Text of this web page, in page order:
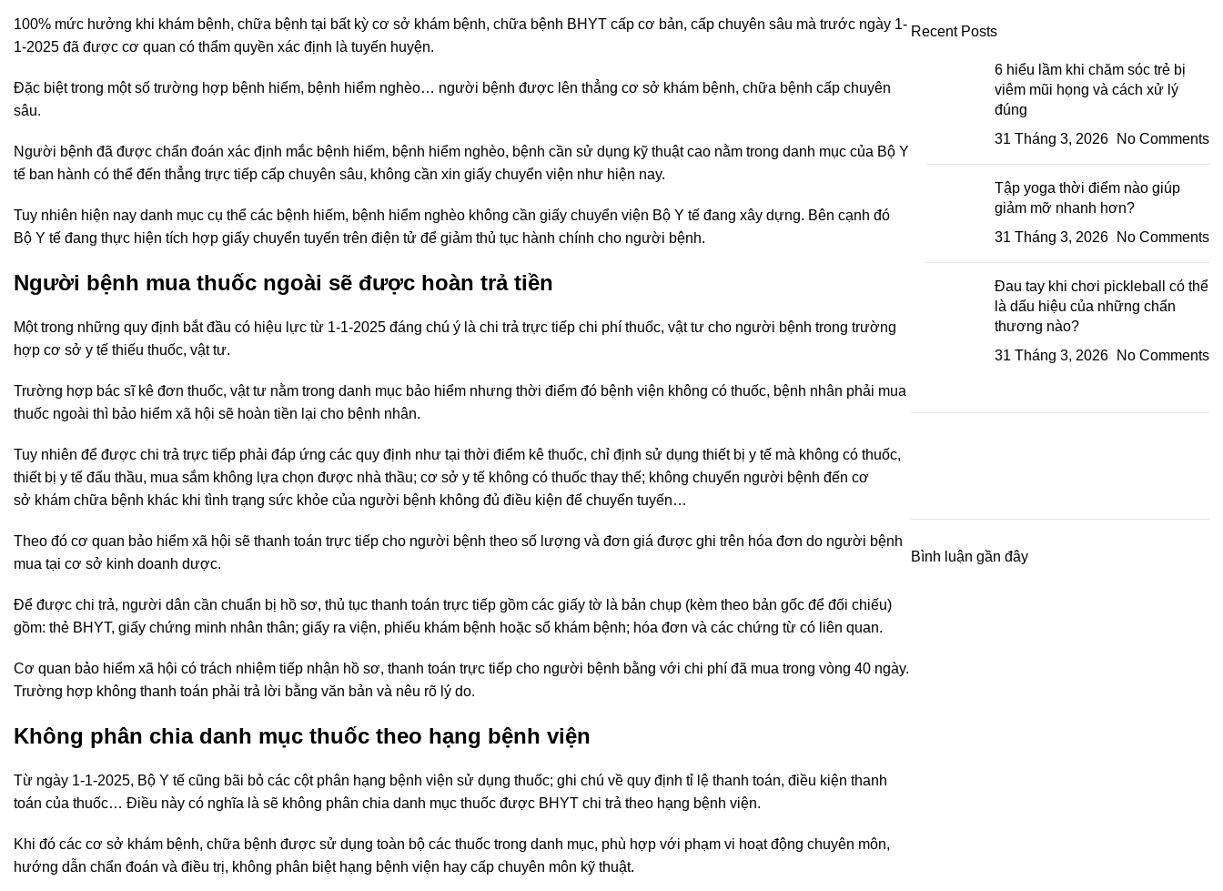
100% mức hưởng khi khám bệnh, chữa bệnh tại bất kỳ cơ sở khám bệnh, chữa bệnh BHYT cấp cơ bản, cấp chuyên sâu mà trước ngày 1-
1-2025 đã được cơ quan có thẩm quyền xác định là tuyến huyện.
Đặc biệt trong một số trường hợp bệnh hiếm, bệnh hiểm nghèo… người bệnh được lên thẳng cơ sở khám bệnh, chữa bệnh cấp chuyên
sâu.
Người bệnh đã được chẩn đoán xác định mắc bệnh hiếm, bệnh hiểm nghèo, bệnh cần sử dụng kỹ thuật cao nằm trong danh mục của Bộ Y
tế ban hành có thể đến thẳng trực tiếp cấp chuyên sâu, không cần xin giấy chuyển viện như hiện nay.
Tuy nhiên hiện nay danh mục cụ thể các bệnh hiếm, bệnh hiểm nghèo không cần giấy chuyển viện Bộ Y tế đang xây dựng. Bên cạnh đó
Bộ Y tế đang thực hiện tích hợp giấy chuyển tuyến trên điện tử để giảm thủ tục hành chính cho người bệnh.
Người bệnh mua thuốc ngoài sẽ được hoàn trả tiền
Một trong những quy định bắt đầu có hiệu lực từ 1-1-2025 đáng chú ý là chi trả trực tiếp chi phí thuốc, vật tư cho người bệnh trong trường
hợp cơ sở y tế thiếu thuốc, vật tư.
Trường hợp bác sĩ kê đơn thuốc, vật tư nằm trong danh mục bảo hiểm nhưng thời điểm đó bệnh viện không có thuốc, bệnh nhân phải mua
thuốc ngoài thì bảo hiểm xã hội sẽ hoàn tiền lại cho bệnh nhân.
Tuy nhiên để được chi trả trực tiếp phải đáp ứng các quy định như tại thời điểm kê thuốc, chỉ định sử dụng thiết bị y tế mà không có thuốc,
thiết bị y tế đấu thầu, mua sắm không lựa chọn được nhà thầu; cơ sở y tế không có thuốc thay thế; không chuyển người bệnh đến cơ
sở khám chữa bệnh khác khi tình trạng sức khỏe của người bệnh không đủ điều kiện để chuyển tuyến…
Theo đó cơ quan bảo hiểm xã hội sẽ thanh toán trực tiếp cho người bệnh theo số lượng và đơn giá được ghi trên hóa đơn do người bệnh
mua tại cơ sở kinh doanh dược.
Để được chi trả, người dân cần chuẩn bị hồ sơ, thủ tục thanh toán trực tiếp gồm các giấy tờ là bản chụp (kèm theo bản gốc để đối chiếu)
gồm: thẻ BHYT, giấy chứng minh nhân thân; giấy ra viện, phiếu khám bệnh hoặc sổ khám bệnh; hóa đơn và các chứng từ có liên quan.
Cơ quan bảo hiểm xã hội có trách nhiệm tiếp nhận hồ sơ, thanh toán trực tiếp cho người bệnh bằng với chi phí đã mua trong vòng 40 ngày.
Trường hợp không thanh toán phải trả lời bằng văn bản và nêu rõ lý do.
Không phân chia danh mục thuốc theo hạng bệnh viện
Từ ngày 1-1-2025, Bộ Y tế cũng bãi bỏ các cột phân hạng bệnh viện sử dụng thuốc; ghi chú về quy định tỉ lệ thanh toán, điều kiện thanh
toán của thuốc… Điều này có nghĩa là sẽ không phân chia danh mục thuốc được BHYT chi trả theo hạng bệnh viện.
Khi đó các cơ sở khám bệnh, chữa bệnh được sử dụng toàn bộ các thuốc trong danh mục, phù hợp với phạm vi hoạt động chuyên môn,
hướng dẫn chẩn đoán và điều trị, không phân biệt hạng bệnh viện hay cấp chuyên môn kỹ thuật.
Recent Posts
6 hiểu lầm khi chăm sóc trẻ bị
viêm mũi họng và cách xử lý
đúng
31 Tháng 3, 2026
No Comments
Tập yoga thời điểm nào giúp
giảm mỡ nhanh hơn?
31 Tháng 3, 2026
No Comments
Đau tay khi chơi pickleball có thể
là dấu hiệu của những chấn
thương nào?
31 Tháng 3, 2026
No Comments
Bình luận gần đây